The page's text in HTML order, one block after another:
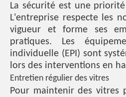
La sécurité est une
L'entreprise respecte les
vigueur et forme ses
pratiques. Les
individuelle (EPI) sont
lors des interventions en
Entretien régulier des vitres
Pour maintenir des vitres